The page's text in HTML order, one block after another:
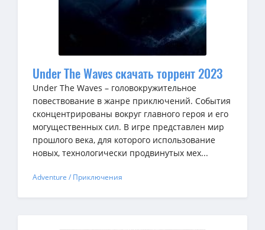
Under The Waves скачать торрент 2023
Under The Waves – головокружительное
повествование в жанре приключений. События
сконцентрированы вокруг главного героя и его
могущественных сил. В игре представлен мир
прошлого века, для которого использование
новых, технологически продвинутых мех...
Adventure / Приключения